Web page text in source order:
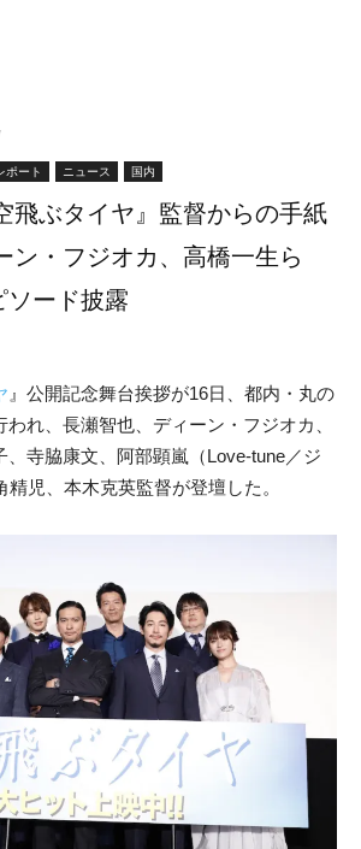
ポート ニュース 国内
飛ぶタイヤ』監督からの手紙
ン・フジオカ、高橋一生ら
ソード披露
』公開記念舞台挨拶が16日、都内・丸の
れ、長瀬智也、ディーン・フジオカ、
、寺脇康文、阿部顕嵐（Love-tune／ジ
精児、本木克英監督が登壇した。